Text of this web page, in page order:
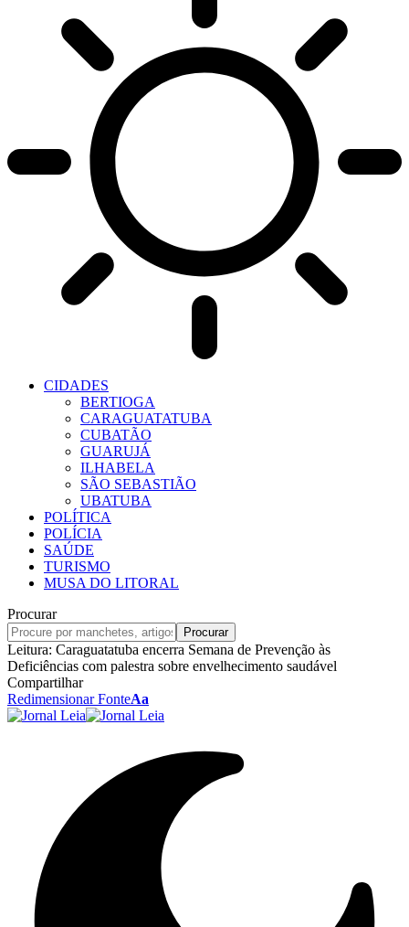
CIDADES
BERTIOGA
CARAGUATATUBA
CUBATÃO
GUARUJÁ
ILHABELA
SÃO SEBASTIÃO
UBATUBA
POLÍTICA
POLÍCIA
SAÚDE
TURISMO
MUSA DO LITORAL
Procurar
Leitura: Caraguatatuba encerra Semana de Prevenção às
Deficiências com palestra sobre envelhecimento saudável
Compartilhar
Redimensionar FonteAa